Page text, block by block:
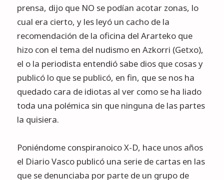
prensa, dijo que NO se podían acotar zonas, lo
cual era cierto, y les leyó un cacho de la
recomendación de la oficina del Ararteko que
hizo con el tema del nudismo en Azkorri (Getxo),
el o la periodista entendió sabe dios que cosas y
publicó lo que se publicó, en fin, que se nos ha
quedado cara de idiotas al ver como se ha liado
toda una polémica sin que ninguna de las partes
la quisiera.
Poniéndome conspiranoico X-D, hace unos años
el Diario Vasco publicó una serie de cartas en las
que se denunciaba por parte de un grupo de